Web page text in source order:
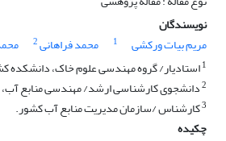
نویسندگان
مریم بیات ورکشی
1 محمد فراهانی2
1استادیار/ گروه مهندسی علوم خاک، دانشکده
2دانشجوی کارشناسی ارشد/ مهندسی منابع آب،
3کارشناس /سازمان مدیریت منابع آب کشور.
چکیده